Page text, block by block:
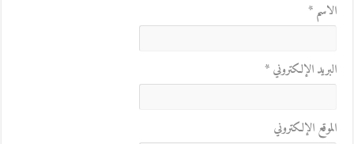
الاسم*
البريد الإلكتروني*
الموقع الإلكتروني